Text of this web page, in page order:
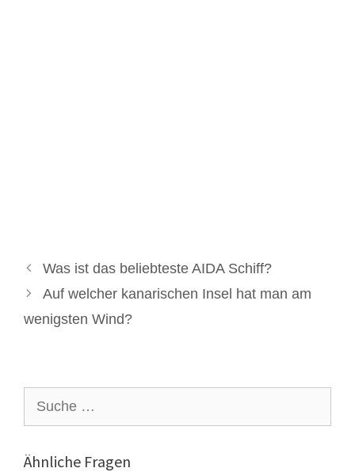
Was ist das beliebteste AIDA Schiff?
Auf welcher kanarischen Insel hat man am
wenigsten Wind?
nach:
Ähnliche Fragen